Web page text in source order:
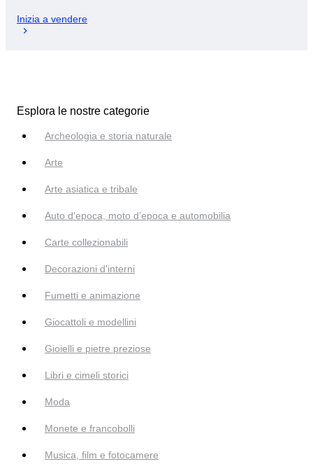
Inizia a vendere
Esplora le nostre categorie
Archeologia e storia naturale
Arte
Arte asiatica e tribale
Auto d’epoca, moto d’epoca e automobilia
Carte collezionabili
Decorazioni d'interni
Fumetti e animazione
Giocattoli e modellini
Gioielli e pietre preziose
Libri e cimeli storici
Moda
Monete e francobolli
Musica, film e fotocamere